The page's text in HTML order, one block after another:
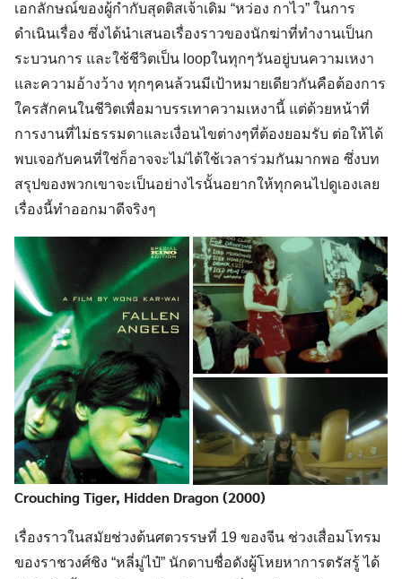
เอกลักษณ์ของผู้กำกับสุดติสเจ้าเดิม “หว่อง กาไว” ในการ
ดำเนินเรื่อง ซึ่งได้นำเสนอเรื่องราวของนักฆ่าที่ทำงานเป็นก
ระบวนการ และใช้ชีวิตเป็น loopในทุกๆวันอยู่บนความเหงา
และความอ้างว้าง ทุกๆคนล้วนมีเป้าหมายเดียวกันคือต้องการ
ใครสักคนในชีวิตเพื่อมาบรรเทาความเหงานี้ แต่ด้วยหน้าที่
การงานที่ไม่ธรรมดาและเงื่อนไขต่างๆที่ต้องยอมรับ ต่อให้ได้
พบเจอกับคนที่ใช่ก็อาจจะไม่ได้ใช้เวลาร่วมกันมากพอ ซึ่งบท
สรุปของพวกเขาจะเป็นอย่างไรนั้นอยากให้ทุกคนไปดูเองเลย
เรื่องนี้ทำออกมาดีจริงๆ
Crouching Tiger, Hidden Dragon (2000)
เรื่องราวในสมัยช่วงต้นศตวรรษที่ 19 ของจีน ช่วงเสื่อมโทรม
ของราชวงศ์ชิง “หลี่มู่ไป๋” นักดาบชื่อดังผู้โหยหาการตรัสรู้ ได้